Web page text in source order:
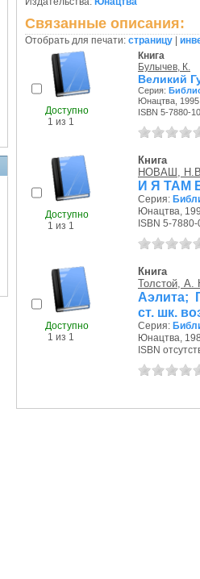
Связанные описания:
Отобрать для печати: страницу
Доступно
1 из 1
Книга
Булычев, К.
Великий
Серия:
Юнацтва, 1995
ISBN 5-7880-
Доступно
1 из 1
Книга
НОВАШ,
И Я ТАМ
Серия:
Юнацтва,
ISBN 5-
Доступно
1 из 1
Книга
Толстой, А.
Аэлита;
ст. шк.
Серия:
Юнацтва,
ISBN